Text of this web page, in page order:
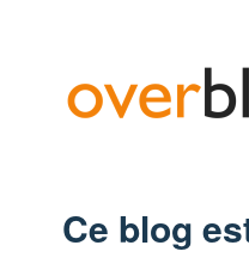
Ce blog